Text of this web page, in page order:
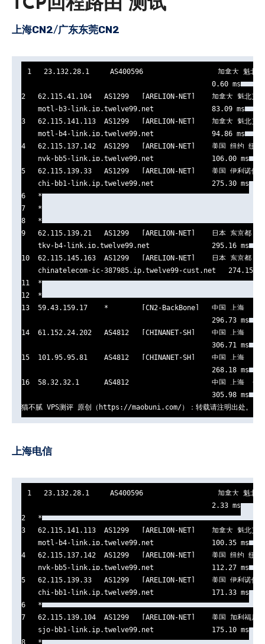
TCP回程路由 测试
上海CN2/广东东莞CN2
1   23.132.28.1     AS400596                  加拿大 魁北
                                              0.60 ms
2   62.115.41.104   AS1299   [ARELION-NET]    加拿大 魁北
    motl-b3-link.ip.twelve99.net              83.09 ms
3   62.115.141.113  AS1299   [ARELION-NET]    加拿大 魁北
    motl-b4-link.ip.twelve99.net              94.86 ms
4   62.115.137.142  AS1299   [ARELION-NET]    美国 纽约 纽
    nyk-bb5-link.ip.twelve99.net              106.00 ms
5   62.115.139.33   AS1299   [ARELION-NET]    美国 伊利诺
    chi-bb1-link.ip.twelve99.net              275.30 ms
6   *
7   *
8   *
9   62.115.139.21   AS1299   [ARELION-NET]    日本 东京都
    tky-b4-link.ip.twelve99.net               295.16 ms
10  62.115.145.163  AS1299   [ARELION-NET]    日本 东京都
    chinatelecom-ic-387985.ip.twelve99-cust.net   274.15 ms
11  *
12  *
13  59.43.159.17    *        [CN2-BackBone]   中国 上海
                                              296.73 ms
14  61.152.24.202   AS4812   [CHINANET-SH]    中国 上海
                                              306.71 ms
15  101.95.95.81    AS4812   [CHINANET-SH]    中国 上海
                                              268.18 ms
16  58.32.32.1      AS4812                    中国 上海  长宁
                                              305.98 ms
猫不腻 VPS测评 原创（https://maobuni.com/）：转载请注明出处。
上海电信
1   23.132.28.1     AS400596                  加拿大 魁北
                                              2.33 ms
2   *
3   62.115.141.113  AS1299   [ARELION-NET]    加拿大 魁北
    motl-b4-link.ip.twelve99.net              100.35 ms
4   62.115.137.142  AS1299   [ARELION-NET]    美国 纽约 纽
    nyk-bb5-link.ip.twelve99.net              112.27 ms
5   62.115.139.33   AS1299   [ARELION-NET]    美国 伊利诺
    chi-bb1-link.ip.twelve99.net              171.33 ms
6   *
7   62.115.139.104  AS1299   [ARELION-NET]    美国 加利福
    sjo-bb1-link.ip.twelve99.net              175.10 ms
8   *